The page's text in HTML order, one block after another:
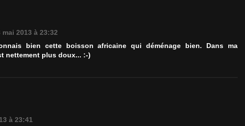
mai 2013 à 23:32
bien cette boisson africaine qui déménage bien. Dans ma
nettement plus doux... :-)
à 23:41